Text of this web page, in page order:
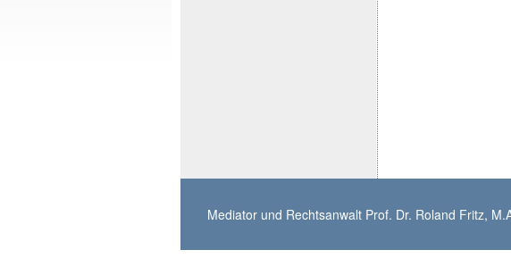
Mediator und Rechtsanwalt Prof. Dr. Roland Fritz,